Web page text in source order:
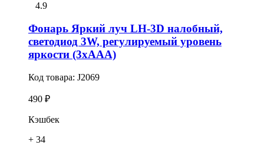
4.9
Фонарь Яркий луч LH-3D налобный,
светодиод 3W, регулируемый уровень
яркости (3хААА)
Код товара: J2069
490 ₽
Кэшбек
+ 34